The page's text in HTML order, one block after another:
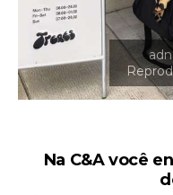
Na C&A você